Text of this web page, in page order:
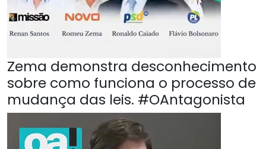
Zema demonstra desconhecimento
sobre como funciona o processo de
mudança das leis. #OAntagonista